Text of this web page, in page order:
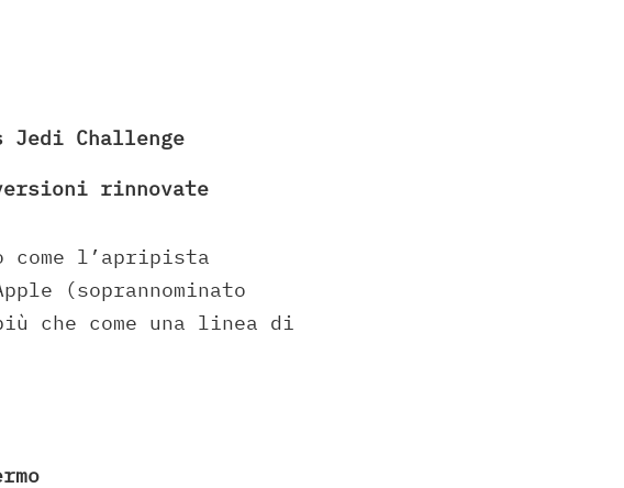
Challenge
rinnovate
l’apripista
(soprannominato
che come una linea di